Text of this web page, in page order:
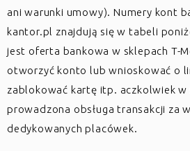
ani warunki umowy). Numery kont
kantor.pl znajdują się w tabeli
jest oferta bankowa w sklepach T-
otworzyć konto lub wnioskować o
zablokować kartę itp. aczkolwiek w
prowadzona obsługa transakcji za
dedykowanych placówek.